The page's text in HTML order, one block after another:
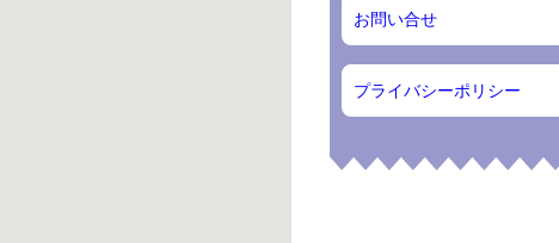
お問い合せ
プライバシーポリシー